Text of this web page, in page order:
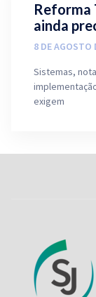
Reforma
ainda
8 DE AGOSTO
Sistemas,
exigem